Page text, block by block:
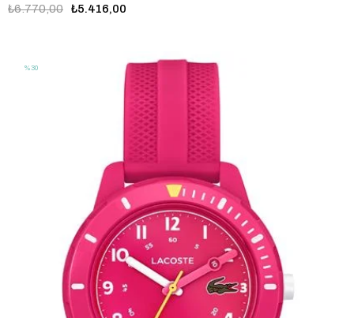
₺5.416,00
₺6.770,00
%30